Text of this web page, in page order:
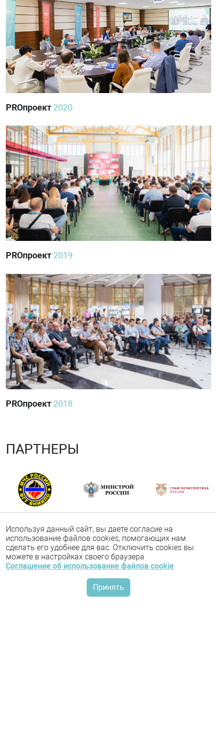
PROпроект 2020
PROпроект 2019
PROпроект 2018
ПАРТНЕРЫ
Используя данный сайт, вы даете согласие на
использование файлов cookies, помогающих нам
сделать его удобнее для вас. Отключить cookies вы
можете в настройках своего браузера
Соглашение об использование файлов cookie
Принять